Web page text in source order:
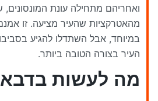
ואחריהם מתחילה עונת
מהאטרקציות שהעיר מציעה. זו
במיוחד, אבל השתדלו להגיע
העיר בצורה הטובה ביותר.
מה לעשות